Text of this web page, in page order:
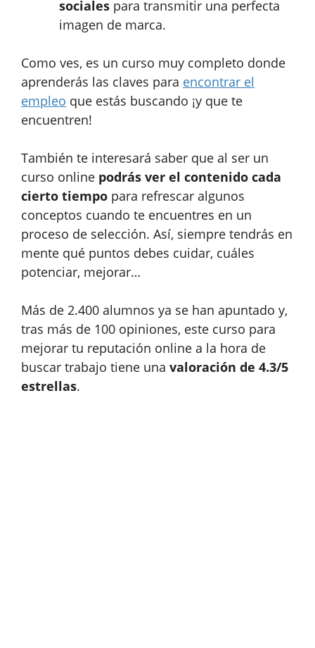
sociales para transmitir una perfecta
imagen de marca.
Como ves, es un curso muy completo donde
aprenderás las claves para encontrar el
empleo que estás buscando ¡y que te
encuentren!
También te interesará saber que al ser un
curso online podrás ver el contenido cada
cierto tiempo para refrescar algunos
conceptos cuando te encuentres en un
proceso de selección. Así, siempre tendrás en
mente qué puntos debes cuidar, cuáles
potenciar, mejorar…
Más de 2.400 alumnos ya se han apuntado y,
tras más de 100 opiniones, este curso para
mejorar tu reputación online a la hora de
buscar trabajo tiene una valoración de 4.3/5
estrellas.